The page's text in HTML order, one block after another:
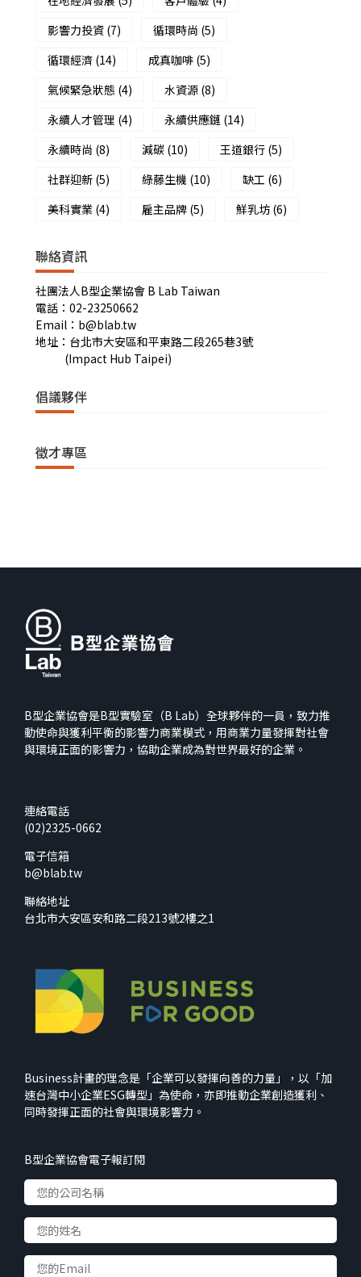
影響力投資 (7) 循環時尚 (5)
循環經濟 (14) 成真咖啡 (5)
氣候緊急狀態 (4) 水資源 (8)
永續人才管理 (4) 永續供應鏈 (14)
永續時尚 (8) 減碳 (10) 王道銀行 (5)
社群迎新 (5) 綠藤生機 (10) 缺工 (6)
美科實業 (4) 雇主品牌 (5) 鮮乳坊 (6)
聯絡資訊
社團法人B型企業協會 B Lab Taiwan
電話：02-23250662
Email：b@blab.tw
地址：台北市大安區和平東路二段265巷3號
(Impact Hub Taipei)
倡議夥伴
徵才專區
B型企業協會是B型實驗室（B Lab）全球夥伴的一員，致力推
動使命與獲利平衡的影響力商業模式，用商業力量發揮對社會
與環境正面的影響力，協助企業成為對世界最好的企業。
連絡電話
(02)2325-0662
電子信箱
b@blab.tw
聯絡地址
台北市大安區安和路二段213號2樓之1
Business計畫的理念是「企業可以發揮向善的力量」，以「加
速台灣中小企業ESG轉型」為使命，亦即推動企業創造獲利、
同時發揮正面的社會與環境影響力。
B型企業協會電子報訂閱